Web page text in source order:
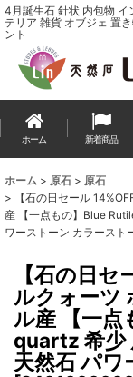
4月誕生石 針状 内包物 イ
テリア 雑貨 オブジェ 置
ント
ホーム 新着商品
ホーム > 原石 > 原石
>
【石の日セール
産 【一点もの】Blue
ワーストーン カラースト
【石の日セ
ルクォーツ
ル産 【一
quartz 希少
天然石 パワ